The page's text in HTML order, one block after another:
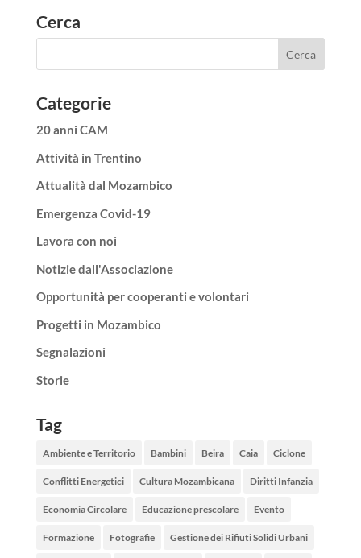
Cerca
Categorie
20 anni CAM
Attività in Trentino
Attualità dal Mozambico
Emergenza Covid-19
Lavora con noi
Notizie dall'Associazione
Opportunità per cooperanti e volontari
Progetti in Mozambico
Segnalazioni
Storie
Tag
Ambiente e Territorio Bambini Beira Caia Ciclone
Conflitti Energetici Cultura Mozambicana Diritti Infanzia
Economia Circolare Educazione prescolare Evento
Formazione Fotografie Gestione dei Rifiuti Solidi Urbani